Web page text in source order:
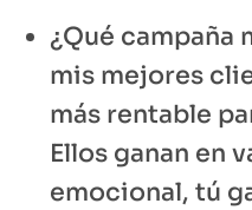
¿Qué campaña
mis mejores
más rentable
Ellos ganan en
emocional, tú